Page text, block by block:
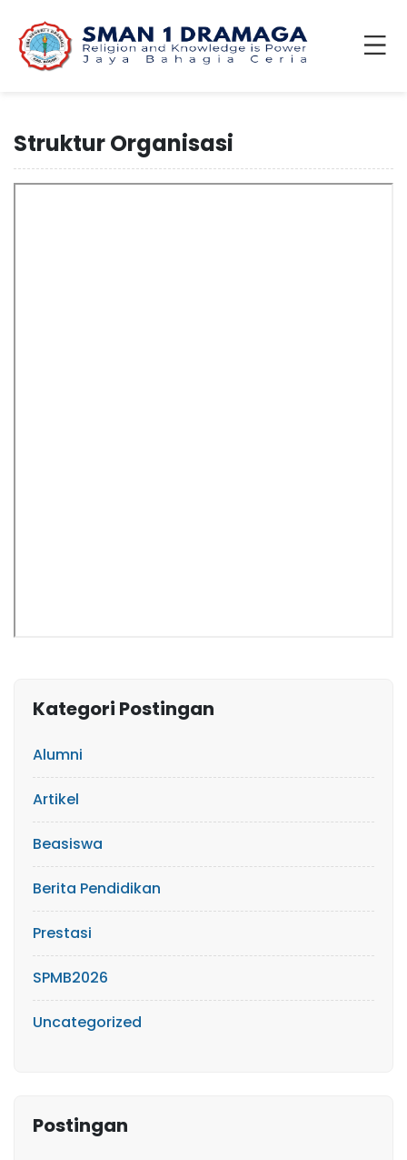
Struktur Organisasi
Kategori Postingan
Alumni
Artikel
Beasiswa
Berita Pendidikan
Prestasi
SPMB2026
Uncategorized
Postingan